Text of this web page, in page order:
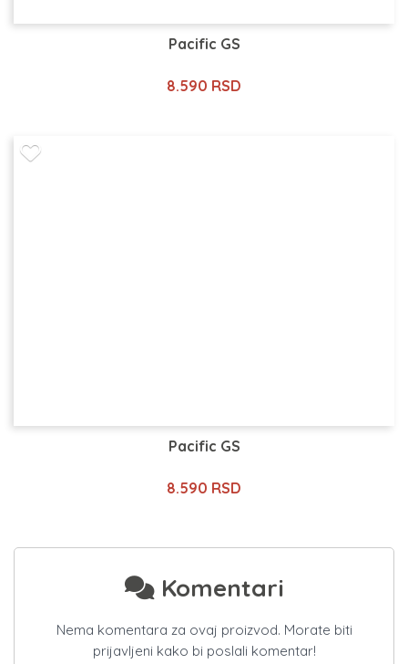
Pacific GS
8.590 RSD
Pacific GS
8.590 RSD
Komentari
Nema komentara za ovaj proizvod. Morate biti
prijavljeni kako bi poslali komentar!